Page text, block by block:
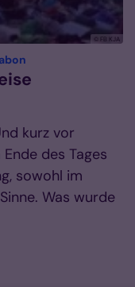
© FB KJA
kurz vor
des Tages
sowohl im
Was wurde